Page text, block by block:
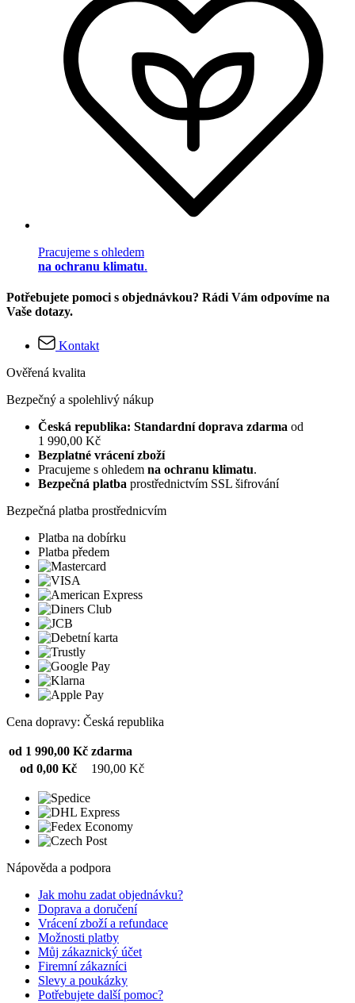
Pracujeme s ohledem
na ochranu klimatu.
Potřebujete pomoci s objednávkou? Rádi Vám odpovíme na
Vaše dotazy.
Kontakt
Ověřená kvalita
Bezpečný a spolehlivý nákup
Česká republika: Standardní doprava zdarma od
1 990,00 Kč
Bezplatné vrácení zboží
Pracujeme s ohledem na ochranu klimatu.
Bezpečná platba prostřednictvím SSL šifrování
Bezpečná platba prostřednicvím
Platba na dobírku
Platba předem
Cena dopravy: Česká republika
od 1 990,00 Kč zdarma
od 0,00 Kč
190,00 Kč
Nápověda a podpora
Jak mohu zadat objednávku?
Doprava a doručení
Vrácení zboží a refundace
Možnosti platby
Můj zákaznický účet
Firemní zákazníci
Slevy a poukázky
Potřebujete další pomoc?